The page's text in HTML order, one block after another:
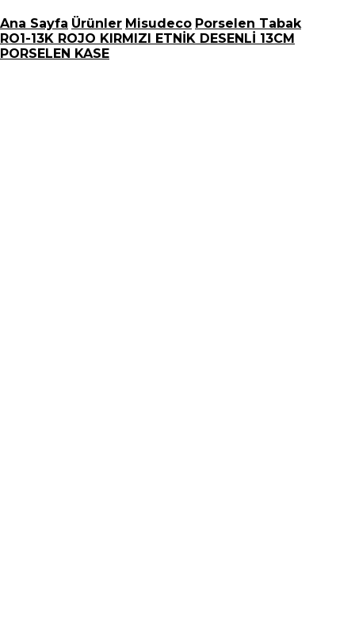
Ana Sayfa Ürünler Misudeco Porselen Tabak
RO1-13K ROJO KIRMIZI ETNİK DESENLİ 13CM
PORSELEN KASE